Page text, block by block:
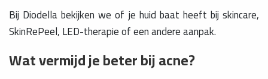
Bij Diodella bekijken we of je huid baat heeft bij skincare,
SkinRePeel, LED-therapie of een andere aanpak.
Wat vermijd je beter bij acne?